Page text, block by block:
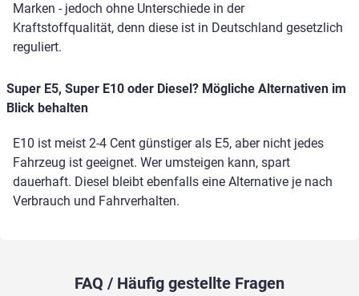
Marken - jedoch ohne Unterschiede in der
Kraftstoffqualität, denn diese ist in Deutschland gesetzlich
reguliert.
Super E5, Super E10 oder Diesel? Mögliche Alternativen im
Blick behalten
E10 ist meist 2-4 Cent günstiger als E5, aber nicht jedes
Fahrzeug ist geeignet. Wer umsteigen kann, spart
dauerhaft. Diesel bleibt ebenfalls eine Alternative je nach
Verbrauch und Fahrverhalten.
FAQ / Häufig gestellte Fragen